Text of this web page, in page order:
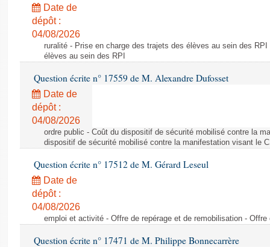
Date de
dépôt :
04/08/2026
ruralité - Prise en charge des trajets des élèves au sein des
élèves au sein des RPI
Question écrite n° 17559 de M. Alexandre Dufosset
Date de
dépôt :
04/08/2026
ordre public - Coût du dispositif de sécurité mobilisé contre la
dispositif de sécurité mobilisé contre la manifestation visant le
Question écrite n° 17512 de M. Gérard Leseul
Date de
dépôt :
04/08/2026
emploi et activité - Offre de repérage et de remobilisation -
Question écrite n° 17471 de M. Philippe Bonnecarrère